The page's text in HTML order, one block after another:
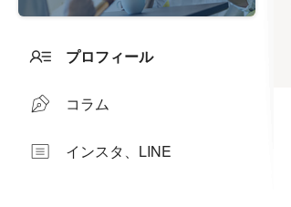
プロフィール
コラム
インスタ、LINE